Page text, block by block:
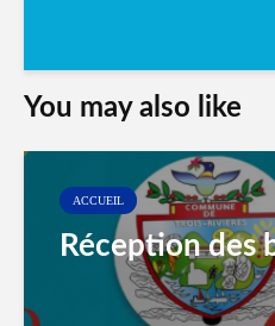
You may also like
ACCUEIL
Réception des